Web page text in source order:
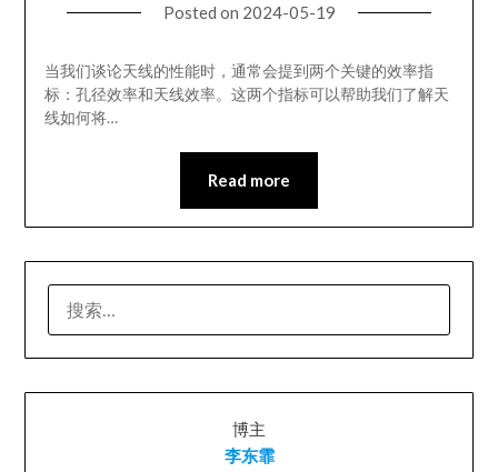
Posted on 2024-05-19
当我们谈论天线的性能时，通常会提到两个关键的效率指
标：孔径效率和天线效率。这两个指标可以帮助我们了解天
线如何将…
Read more
索：
博主
李东霏